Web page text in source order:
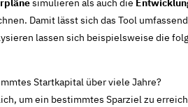
simulieren als auch die
Damit lässt sich das Tool
lassen sich beispielsweise die
Startkapital über viele Jahre?
um ein bestimmtes Sparziel zu